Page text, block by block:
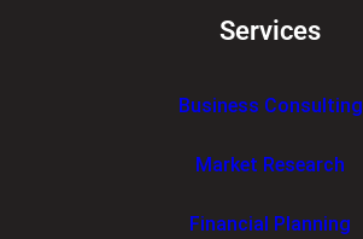
Services
Business Consulting
Market Research
Financial Planning